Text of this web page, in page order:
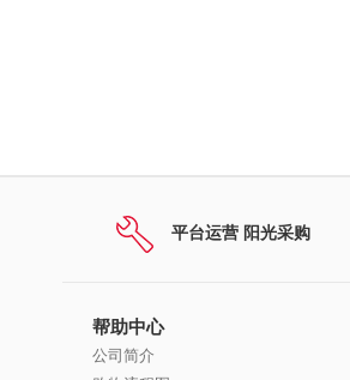
平台运营 阳光采购
帮助中心
公司简介